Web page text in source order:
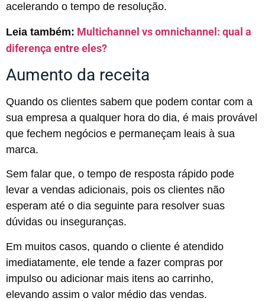
acelerando o tempo de resolução.
Leia também: Multichannel vs omnichannel: qual a
diferença entre eles?
Aumento da receita
Quando os clientes sabem que podem contar com a
sua empresa a qualquer hora do dia, é mais provável
que fechem negócios e permaneçam leais à sua
marca.
Sem falar que, o tempo de resposta rápido pode
levar a vendas adicionais, pois os clientes não
esperam até o dia seguinte para resolver suas
dúvidas ou inseguranças.
Em muitos casos, quando o cliente é atendido
imediatamente, ele tende a fazer compras por
impulso ou adicionar mais itens ao carrinho,
elevando assim o valor médio das vendas.